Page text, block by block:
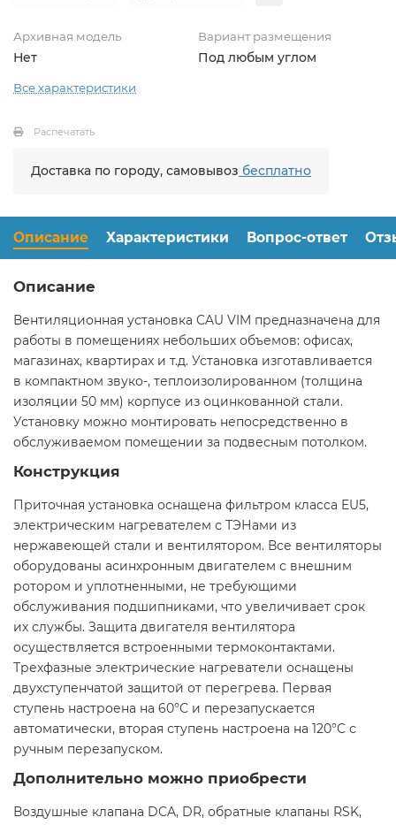
Архивная модель
Нет
Вариант размещения
Под любым углом
Все характеристики
Распечатать
Доставка по городу, самовывоз бесплатно
Описание Характеристики Вопрос-ответ
Описание
Вентиляционная установка CAU VIM предназначена для
работы в помещениях небольших объемов: офисах,
магазинах, квартирах и т.д. Установка изготавливается
в компактном звуко-, теплоизолированном (толщина
изоляции 50 мм) корпусе из оцинкованной стали.
Установку можно монтировать непосредственно в
обслуживаемом помещении за подвесным потолком.
Конструкция
Приточная установка оснащена фильтром класса EU5,
электрическим нагревателем с ТЭНами из
нержавеющей стали и вентилятором. Все вентиляторы
оборудованы асинхронным двигателем с внешним
ротором и уплотненными, не требующими
обслуживания подшипниками, что увеличивает срок
их службы. Защита двигателя вентилятора
осуществляется встроенными термоконтактами.
Трехфазные электрические нагреватели оснащены
двухступенчатой защитой от перегрева. Первая
ступень настроена на 60°С и перезапускается
автоматически, вторая ступень настроена на 120°С с
ручным перезапуском.
Дополнительно можно приобрести
Воздушные клапана DCA, DR, обратные клапаны RSK,